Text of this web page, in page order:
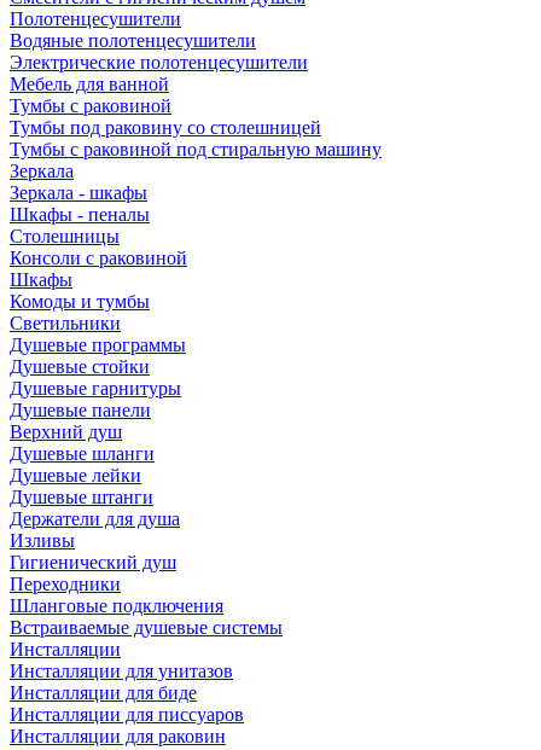
Полотенцесушители
Водяные полотенцесушители
Электрические полотенцесушители
Мебель для ванной
Тумбы с раковиной
Тумбы под раковину со столешницей
Тумбы с раковиной под стиральную машину
Зеркала
Зеркала - шкафы
Шкафы - пеналы
Столешницы
Консоли с раковиной
Шкафы
Комоды и тумбы
Светильники
Душевые программы
Душевые стойки
Душевые гарнитуры
Душевые панели
Верхний душ
Душевые шланги
Душевые лейки
Душевые штанги
Держатели для душа
Изливы
Гигиенический душ
Переходники
Шланговые подключения
Встраиваемые душевые системы
Инсталляции
Инсталляции для унитазов
Инсталляции для биде
Инсталляции для писсуаров
Инсталляции для раковин